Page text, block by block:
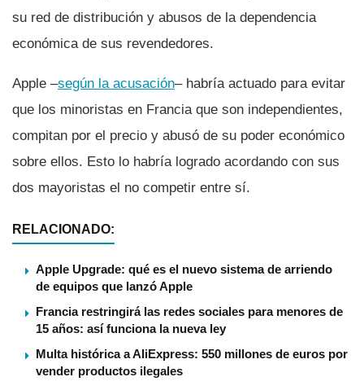
su red de distribución y abusos de la dependencia
económica de sus revendedores.
Apple –según la acusación– habrí­a actuado para evitar
que los minoristas en Francia que son independientes,
compitan por el precio y abusó de su poder económico
sobre ellos. Esto lo habrí­a logrado acordando con sus
dos mayoristas el no competir entre sí­.
RELACIONADO:
Apple Upgrade: qué es el nuevo sistema de arriendo
de equipos que lanzó Apple
Francia restringirá las redes sociales para menores de
15 años: así funciona la nueva ley
Multa histórica a AliExpress: 550 millones de euros por
vender productos ilegales